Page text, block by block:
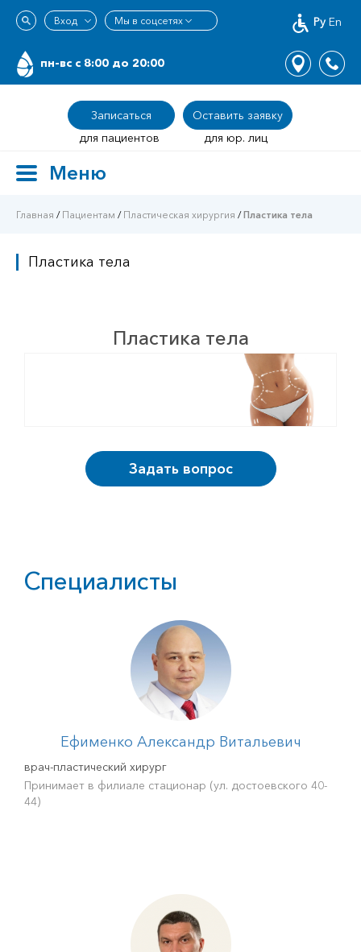
Ру En
пн-вс c 8:00 до 20:00
Записаться
Оставить заявку
для пациентов
для юр. лиц
ToggleМеню
Главная / Пациентам / Пластическая хирургия /Пластика тела
Пластика тела
Пластика тела
Задать вопрос
Специалисты
Ефименко Александр Витальевич
врач-пластический хирург
Принимает в филиале стационар (ул. достоевского 40-
44)